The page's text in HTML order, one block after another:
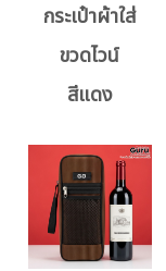
กระเป๋าผ้าใส่
ขวดไวน์
สีแดง